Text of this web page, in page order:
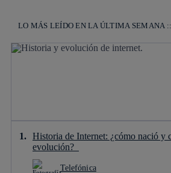
LO MÁS LEÍDO EN LA ÚLTIMA SEMANA
Historia de Internet: ¿cómo nació y
evolución?
Telefónica